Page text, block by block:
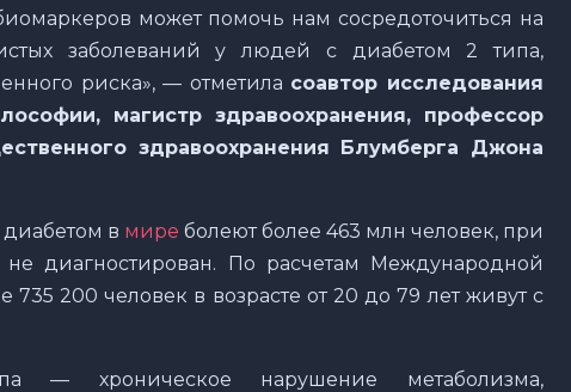
может помочь нам сосредоточиться на
заболеваний у людей с диабетом 2 типа,
риска», — отметила соавтор исследования
магистр здравоохранения, профессор
здравоохранения Блумберга Джона
в мире болеют более 463 млн человек, при
диагностирован. По расчетам Международной
735 200 человек в возрасте от 20 до 79 лет живут с
— хроническое нарушение метаболизма,